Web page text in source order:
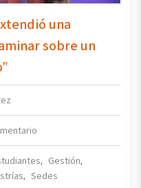
una
sobre un
, Gestión,
, Sedes